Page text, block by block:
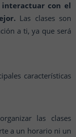
con el
Las clases son
a ti, ya que será
características
las clases
a un horario ni un